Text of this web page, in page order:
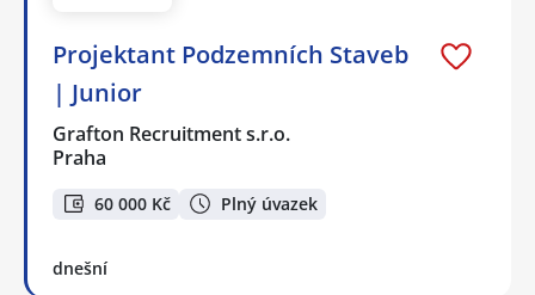
Projektant Podzemních Staveb
| Junior
Grafton Recruitment s.r.o.
Praha
60 000 Kč Plný úvazek
dnešní